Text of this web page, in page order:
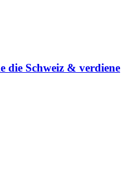
die Schweiz & verdiene